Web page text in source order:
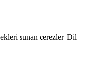
sunan çerezler. Dil